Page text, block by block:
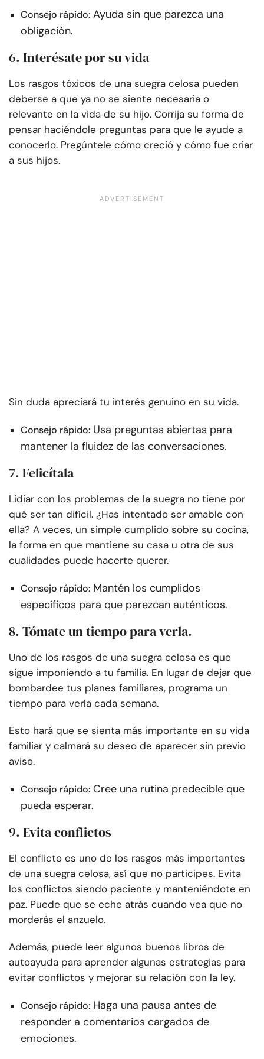
Consejo rápido: Ayuda sin que parezca una
obligación.
6. Interésate por su vida
Los rasgos tóxicos de una suegra celosa pueden
deberse a que ya no se siente necesaria o
relevante en la vida de su hijo. Corrija su forma de
pensar haciéndole preguntas para que le ayude a
conocerlo. Pregúntele cómo creció y cómo fue criar
a sus hijos.
Sin duda apreciará tu interés genuino en su vida.
Consejo rápido: Usa preguntas abiertas para
mantener la fluidez de las conversaciones.
7. Felicítala
Lidiar con los problemas de la suegra no tiene por
qué ser tan difícil. ¿Has intentado ser amable con
ella? A veces, un simple cumplido sobre su cocina,
la forma en que mantiene su casa u otra de sus
cualidades puede hacerte querer.
Consejo rápido: Mantén los cumplidos
específicos para que parezcan auténticos.
8. Tómate un tiempo para verla.
Uno de los rasgos de una suegra celosa es que
sigue imponiendo a tu familia. En lugar de dejar que
bombardee tus planes familiares, programa un
tiempo para verla cada semana.
Esto hará que se sienta más importante en su vida
familiar y calmará su deseo de aparecer sin previo
aviso.
Consejo rápido: Cree una rutina predecible que
pueda esperar.
9. Evita conflictos
El conflicto es uno de los rasgos más importantes
de una suegra celosa, así que no participes. Evita
los conflictos siendo paciente y manteniéndote en
paz. Puede que se eche atrás cuando vea que no
morderás el anzuelo.
Además, puede leer algunos buenos libros de
autoayuda para aprender algunas estrategias para
evitar conflictos y mejorar su relación con la ley.
Consejo rápido: Haga una pausa antes de
responder a comentarios cargados de
emociones.